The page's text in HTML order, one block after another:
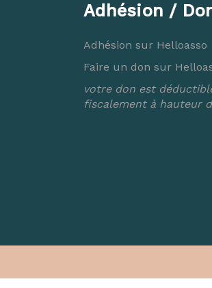
Adhésion /
Adhésion sur Helloasso
Faire un don sur
votre don est
fiscalement à hauteur